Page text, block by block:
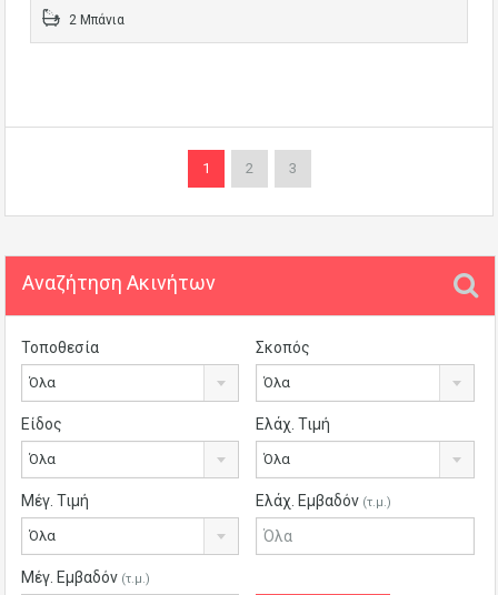
2 Μπάνια
1 2 3
Αναζήτηση Ακινήτων
Τοποθεσία
Όλα
Σκοπός
Όλα
Είδος
Όλα
Ελάχ. Τιμή
Όλα
Μέγ. Τιμή
Όλα
Ελάχ. Εμβαδόν (τ.μ.)
Μέγ. Εμβαδόν (τ.μ.)